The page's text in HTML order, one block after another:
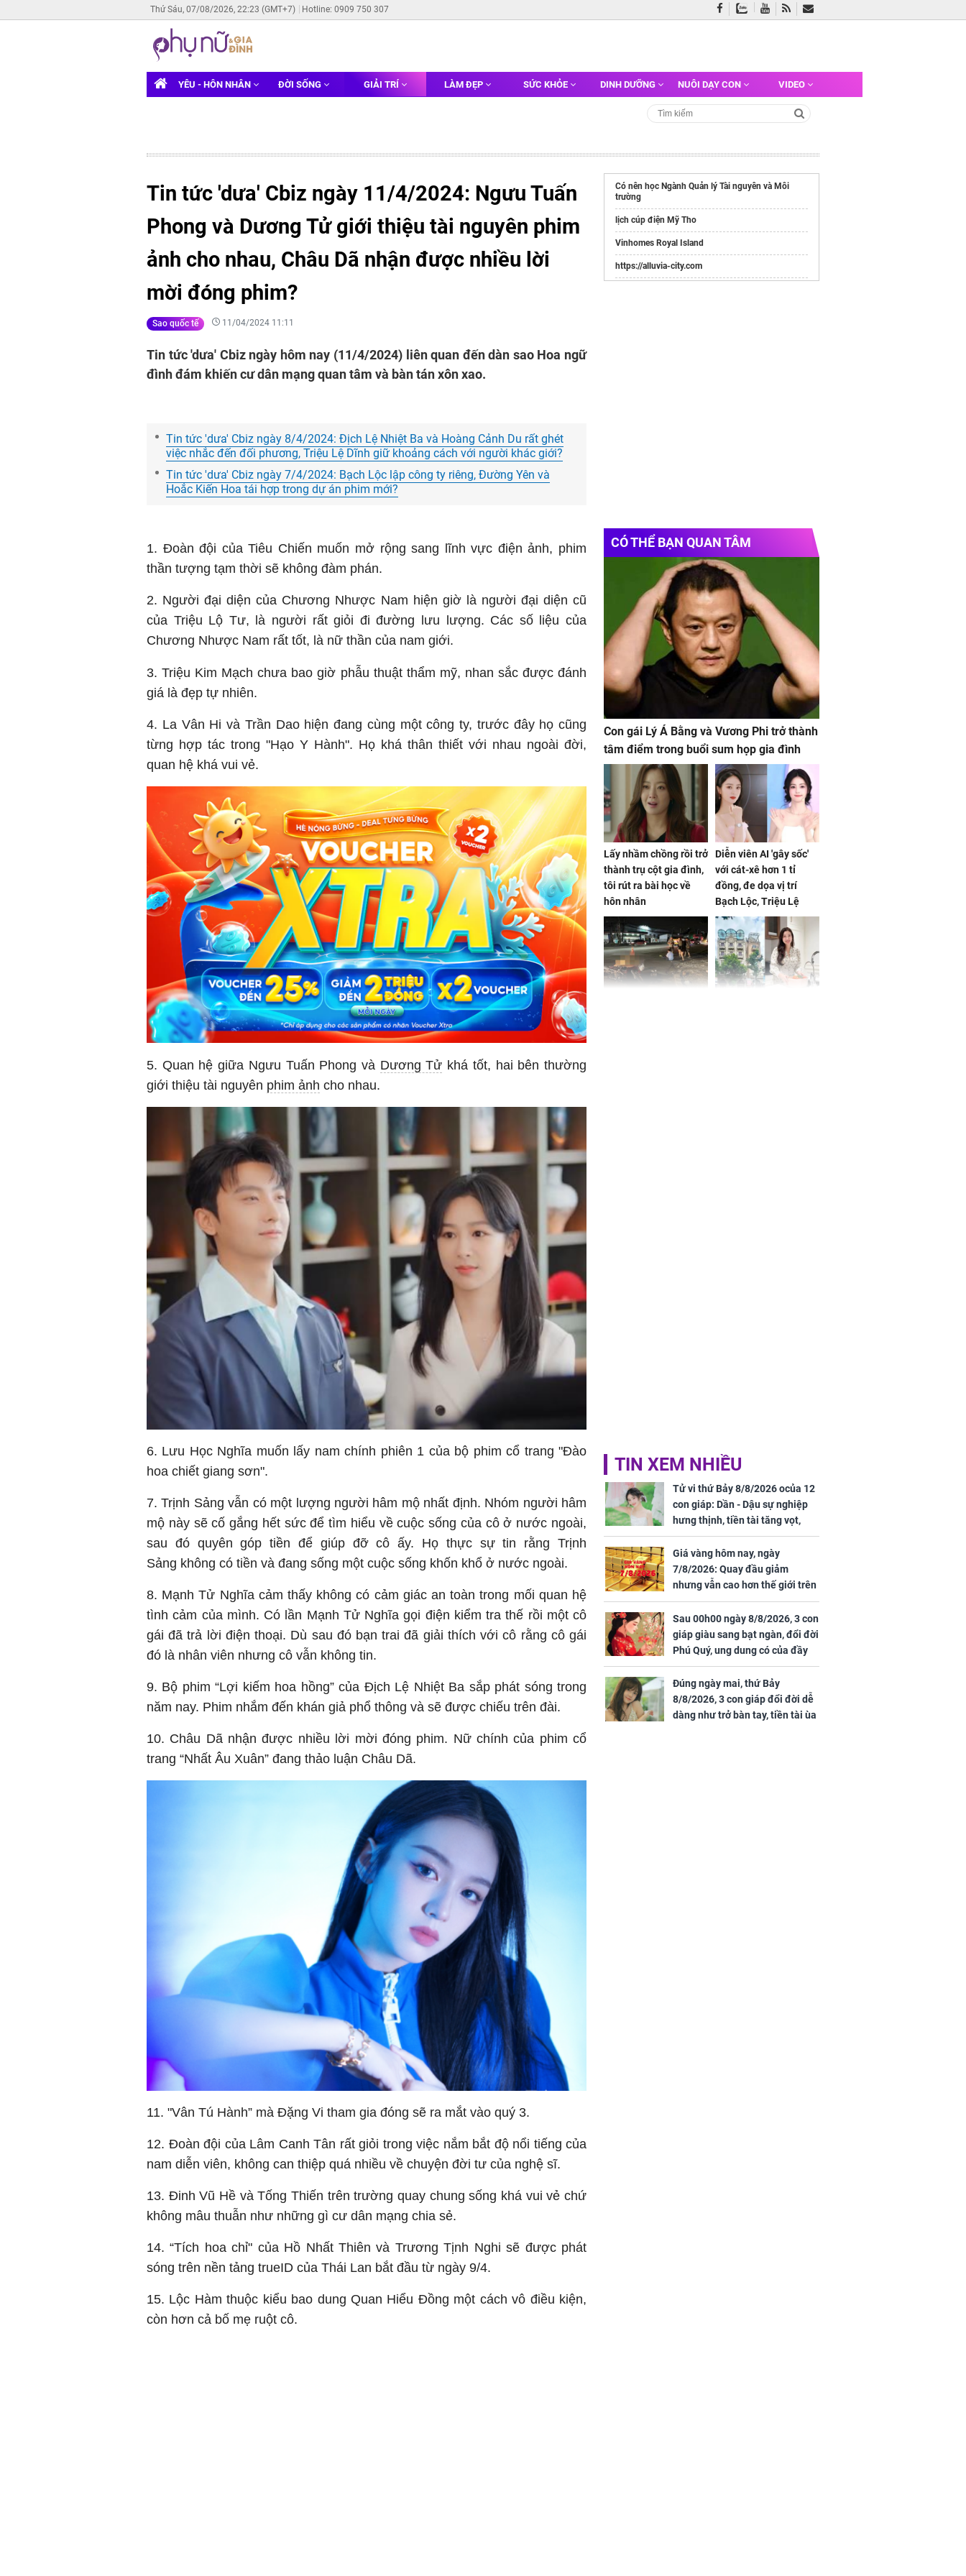
Thứ Sáu, 07/08/2026, 22:23 (GMT+7) Hotline: 0909 750 307
YÊU - HÔN NHÂN ĐỜI SỐNG GIẢI TRÍ LÀM ĐẸP SỨC KHỎE DINH DƯỠNG NUÔI DẠY CON VIDEO
Tin tức 'dưa' Cbiz ngày 11/4/2024: Ngưu Tuấn
Phong và Dương Tử giới thiệu tài nguyên phim
ảnh cho nhau, Châu Dã nhận được nhiều lời
mời đóng phim?
Sao quốc tế 11/04/2024 11:11
Tin tức 'dưa' Cbiz ngày hôm nay (11/4/2024) liên quan đến dàn sao Hoa ngữ
đình đám khiến cư dân mạng quan tâm và bàn tán xôn xao.
Tin tức 'dưa' Cbiz ngày 8/4/2024: Địch Lệ Nhiệt Ba và Hoàng Cảnh Du rất ghét
việc nhắc đến đối phương, Triệu Lệ Dĩnh giữ khoảng cách với người khác giới?
Tin tức 'dưa' Cbiz ngày 7/4/2024: Bạch Lộc lập công ty riêng, Đường Yên và
Hoắc Kiến Hoa tái hợp trong dự án phim mới?
1. Đoàn đội của Tiêu Chiến muốn mở rộng sang lĩnh vực điện ảnh, phim
thần tượng tạm thời sẽ không đàm phán.
2. Người đại diện của Chương Nhược Nam hiện giờ là người đại diện cũ
của Triệu Lộ Tư, là người rất giỏi đi đường lưu lượng. Các số liệu của
Chương Nhược Nam rất tốt, là nữ thần của nam giới.
3. Triệu Kim Mạch chưa bao giờ phẫu thuật thẩm mỹ, nhan sắc được đánh
giá là đẹp tự nhiên.
4. La Vân Hi và Trần Dao hiện đang cùng một công ty, trước đây họ cũng
từng hợp tác trong "Hạo Y Hành". Họ khá thân thiết với nhau ngoài đời,
quan hệ khá vui vẻ.
5. Quan hệ giữa Ngưu Tuấn Phong và Dương Tử khá tốt, hai bên thường
giới thiệu tài nguyên phim ảnh cho nhau.
6. Lưu Học Nghĩa muốn lấy nam chính phiên 1 của bộ phim cổ trang "Đào
hoa chiết giang sơn".
7. Trịnh Sảng vẫn có một lượng người hâm mộ nhất định. Nhóm người hâm
mộ này sẽ cố gắng hết sức để tìm hiểu về cuộc sống của cô ở nước ngoài,
sau đó quyên góp tiền để giúp đỡ cô ấy. Họ thực sự tin rằng Trịnh
Sảng không có tiền và đang sống một cuộc sống khốn khổ ở nước ngoài.
8. Mạnh Tử Nghĩa cảm thấy không có cảm giác an toàn trong mối quan hệ
tình cảm của mình. Có lần Mạnh Tử Nghĩa gọi điện kiểm tra thế rồi một cô
gái đã trả lời điện thoại. Dù sau đó bạn trai đã giải thích với cô rằng cô gái
đó là nhân viên nhưng cô vẫn không tin.
9. Bộ phim “Lợi kiếm hoa hồng” của Địch Lệ Nhiệt Ba sắp phát sóng trong
năm nay. Phim nhắm đến khán giả phổ thông và sẽ được chiếu trên đài.
10. Châu Dã nhận được nhiều lời mời đóng phim. Nữ chính của phim cổ
trang “Nhất Âu Xuân” đang thảo luận Châu Dã.
11. "Vân Tú Hành” mà Đặng Vi tham gia đóng sẽ ra mắt vào quý 3.
12. Đoàn đội của Lâm Canh Tân rất giỏi trong việc nắm bắt độ nổi tiếng của
nam diễn viên, không can thiệp quá nhiều về chuyện đời tư của nghệ sĩ.
13. Đinh Vũ Hề và Tống Thiến trên trường quay chung sống khá vui vẻ chứ
không mâu thuẫn như những gì cư dân mạng chia sẻ.
14. “Tích hoa chỉ" của Hồ Nhất Thiên và Trương Tịnh Nghi sẽ được phát
sóng trên nền tảng trueID của Thái Lan bắt đầu từ ngày 9/4.
15. Lộc Hàm thuộc kiểu bao dung Quan Hiểu Đồng một cách vô điều kiện,
còn hơn cả bố mẹ ruột cô.
Có nên học Ngành Quản lý Tài nguyên và Môi
trường
lịch cúp điện Mỹ Tho
Vinhomes Royal Island
https://alluvia-city.com
CÓ THỂ BẠN QUAN TÂM
Con gái Lý Á Bằng và Vương Phi trở thành
tâm điểm trong buổi sum họp gia đình
Lấy nhầm chồng rồi trở
thành trụ cột gia đình,
tôi rút ra bài học về
hôn nhân
Diễn viên AI 'gây sốc'
với cát-xê hơn 1 tỉ
đồng, đe dọa vị trí
Bạch Lộc, Triệu Lệ
Dĩnh
TIN XEM NHIỀU
Tử vi thứ Bảy 8/8/2026 ocủa 12
con giáp: Dần - Dậu sự nghiệp
hưng thịnh, tiền tài tăng vọt,
Mão - Thân công việc bất trắc,
tiền mất tật mang
Giá vàng hôm nay, ngày
7/8/2026: Quay đầu giảm
nhưng vẫn cao hơn thế giới trên
7 triệu đồng
Sau 00h00 ngày 8/8/2026, 3 con
giáp giàu sang bạt ngàn, đổi đời
Phú Quý, ung dung có của đầy
nhà, ngày càng hưng thịnh sung
túc
Đúng ngày mai, thứ Bảy
8/8/2026, 3 con giáp đổi đời dễ
dàng như trở bàn tay, tiền tài ùa